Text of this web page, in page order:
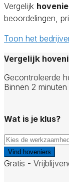
Vergelijk
beoordelingen,
Toon het
Vergelijk
Gecontroleerde
Binnen 2
Wat is je klus?
Vind hoveniers
Gratis -